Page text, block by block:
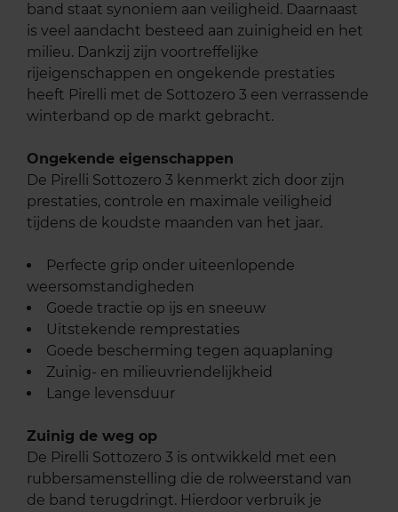
band staat synoniem aan veiligheid. Daarnaast
is veel aandacht besteed aan zuinigheid en het
milieu. Dankzij zijn voortreffelijke
rijeigenschappen en ongekende prestaties
heeft Pirelli met de Sottozero 3 een verrassende
winterband op de markt gebracht.
Ongekende eigenschappen
De Pirelli Sottozero 3 kenmerkt zich door zijn
prestaties, controle en maximale veiligheid
tijdens de koudste maanden van het jaar.
Perfecte grip onder uiteenlopende
weersomstandigheden
Goede tractie op ijs en sneeuw
Uitstekende remprestaties
Goede bescherming tegen aquaplaning
Zuinig- en milieuvriendelijkheid
Lange levensduur
Zuinig de weg op
De Pirelli Sottozero 3 is ontwikkeld met een
rubbersamenstelling die de rolweerstand van
de band terugdringt. Hierdoor verbruik je